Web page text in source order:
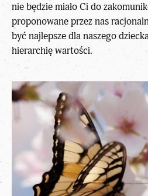
nie będzie miało Ci do
proponowane przez nas
być najlepsze dla naszego
hierarchię wartości.